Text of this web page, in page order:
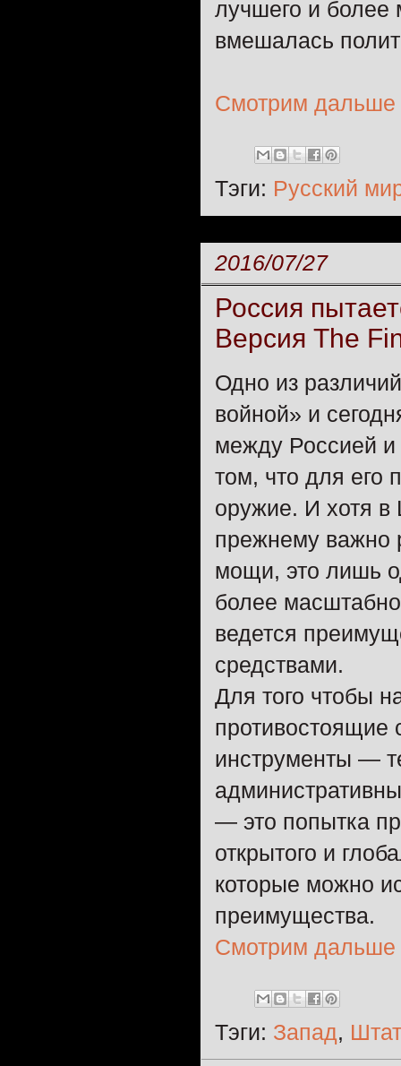
лучшего и более
вмешалась
Смотрим
Тэги: Русский
2016/07/27
Россия
Версия The
Одно из
войной» и
между Россией
том, что для его
оружие. И хотя в
прежнему важно
мощи, это лишь
более
ведется
средствами.
Для того чтобы
противостоящие
инструменты —
— это попытка
открытого и
которые можно
преимущества.
Смотрим
Тэги: Запад,